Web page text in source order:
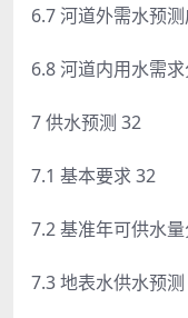
6.7 河道外需水预
6.8 河道内用水需
7 供水预测 32
7.1 基本要求 32
7.2 基准年可供水
7.3 地表水供水预